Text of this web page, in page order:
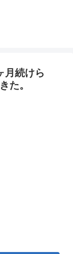
月続けら
た。